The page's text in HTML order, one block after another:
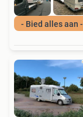
- Bied alles aan -